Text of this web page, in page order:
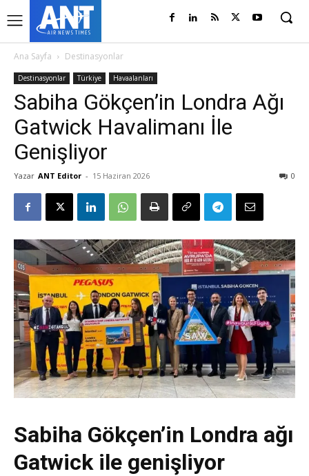
Ana Sayfa Destinasyonlar
Destinasyonlar Türkiye Havaalanları
Sabiha Gökçen’in Londra Ağı
Gatwick Havalimanı İle
Genişliyor
Yazar ANT Editor - 15 Haziran 2026 0
Sabiha Gökçen’in Londra ağı
Gatwick ile genişliyor